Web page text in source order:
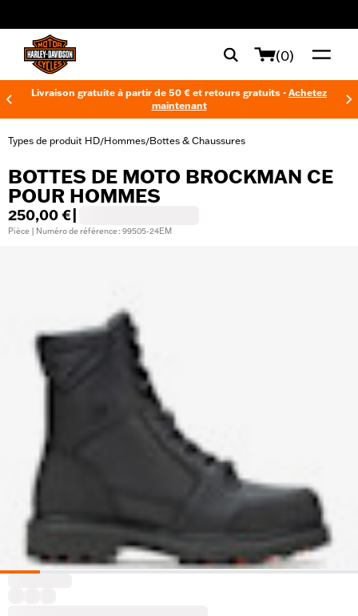
(0)
Livraison gratuite à partir de 50 € et retours gratuits - Achetez
maintenant
Types de produit HD/Hommes/Bottes & Chaussures
BOTTES DE MOTO BROCKMAN CE
POUR HOMMES
250,00 €
Pièce | Numéro de référence : 99505-24EM